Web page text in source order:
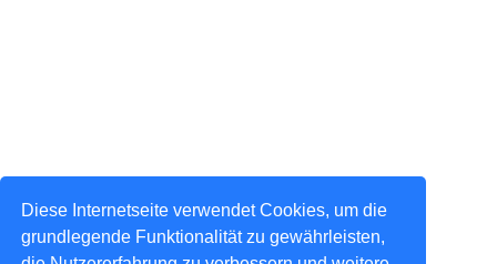
Diese Internetseite verwendet Cookies, um die
grundlegende Funktionalität zu gewährleisten,